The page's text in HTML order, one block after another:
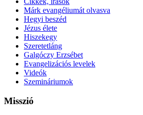
Márk evangéliumát olvasva
Hegyi beszéd
Jézus élete
Hiszekegy
Szeretetláng
Galgóczy Erzsébet
Evangelizációs levelek
Videók
Szemináriumok
Misszió